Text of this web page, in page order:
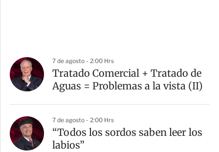
7 de agosto - 2:00 Hrs
Tratado Comercial + Tratado de
Aguas = Problemas a la vista (II)
7 de agosto - 2:00 Hrs
“Todos los sordos saben leer los
labios”